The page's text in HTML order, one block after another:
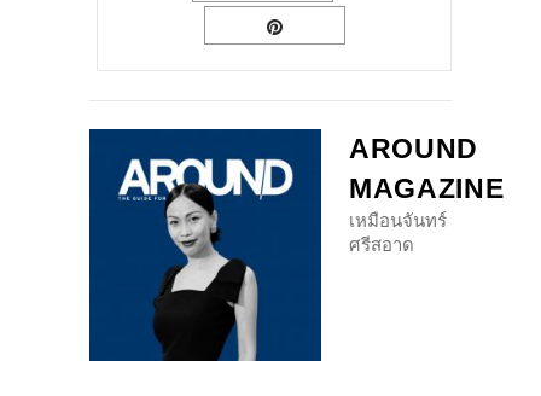
AROUND
MAGAZINE
เหมือนจันทร์
ศรีสอาด